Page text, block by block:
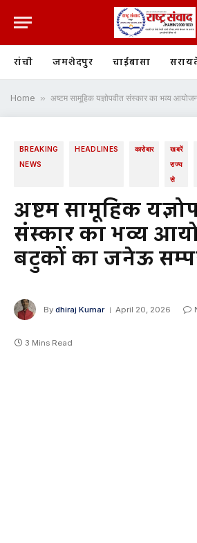
रांची जमशेदपुर चाईबासा
Home » अष्टम सामूहिक यज्ञोपवीत संस्कार का भव्य
BREAKING
NEWS
HEADLINES कारोबार
खबरें
राज्य
से
अष्टम सामूहिक
संस्कार का भव्य
बटुकों का जनेऊ
By dhiraj Kumar April 20, 2026
3 Mins Read